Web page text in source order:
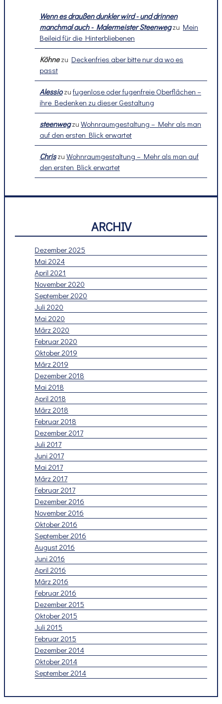
Wenn es draußen dunkler wird - und drinnen
manchmal auch - Malermeister Steenwegzu Mein
Beileid für die Hinterbliebenen
Köhnezu Deckenfries aber bitte nur da wo es
passt
Alessiozu fugenlose oder fugenfreie Oberflächen –
ihre Bedenken zu dieser Gestaltung
steenwegzu Wohnraumgestaltung – Mehr als man
auf den ersten Blick erwartet
Chriszu Wohnraumgestaltung – Mehr als man auf
den ersten Blick erwartet
ARCHIV
Dezember 2025
Mai 2024
April 2021
November 2020
September 2020
Juli 2020
Mai 2020
März 2020
Februar 2020
Oktober 2019
März 2019
Dezember 2018
Mai 2018
April 2018
März 2018
Februar 2018
Dezember 2017
Juli 2017
Juni 2017
Mai 2017
März 2017
Februar 2017
Dezember 2016
November 2016
Oktober 2016
September 2016
August 2016
Juni 2016
April 2016
März 2016
Februar 2016
Dezember 2015
Oktober 2015
Juli 2015
Februar 2015
Dezember 2014
Oktober 2014
September 2014